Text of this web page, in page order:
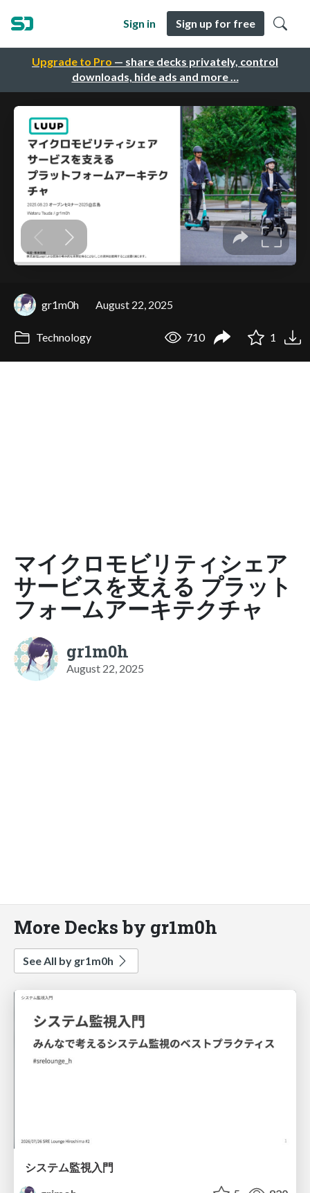
Upgrade to Pro — share decks privately, control
downloads, hide ads and more …
Sign in Sign up for free
gr1m0h August 22, 2025
Technology 710 1
マイクロモビリティシェア
サービスを支える プラット
フォームアーキテクチャ
gr1m0h
August 22, 2025
More Decks by gr1m0h
See All by gr1m0h
システム監視入門